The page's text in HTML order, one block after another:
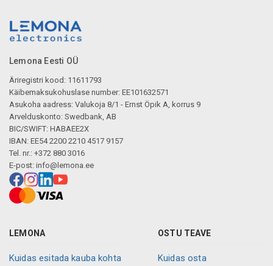
Lemona Eesti OÜ
Äriregistri kood: 11611793
Käibemaksukohuslase number: EE101632571
Asukoha aadress: Valukoja 8/1 - Ernst Öpik A, korrus 9
Arvelduskonto: Swedbank, AB
BIC/SWIFT: HABAEE2X
IBAN: EE54 2200 2210 4517 9157
Tel. nr.: +372 880 3016
E-post: info@lemona.ee
LEMONA
Kuidas esitada kauba kohta
OSTU TEAVE
Kuidas osta